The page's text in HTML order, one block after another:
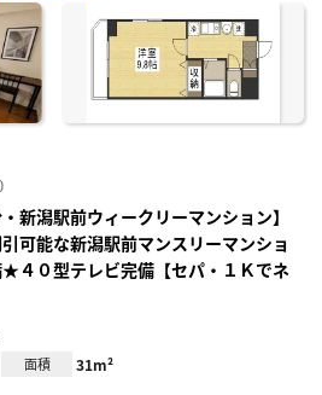
に入
録
新潟駅前ウィークリーマンション】
可能な新潟駅前マンスリーマンショ
４０型テレビ完備【セパ・１Ｋでネ
面積 31m²